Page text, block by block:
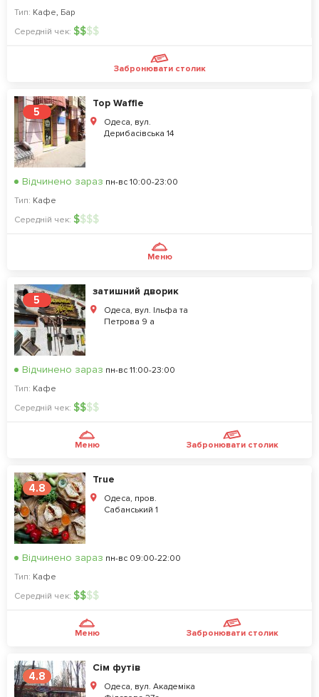
Тип: Кафе, Бар
Середній чек: $$$$
Забронювати столик
5
Top Waffle
Одеса, вул.
Дерибасівська 14
Відчинено зараз пн-вс 10:00-23:00
Тип: Кафе
Середній чек: $$$$
Меню
5
затишний дворик
Одеса, вул. Ільфа та
Петрова 9 а
Відчинено зараз пн-вс 11:00-23:00
Тип: Кафе
Середній чек: $$$$
Меню Забронювати столик
4.8
True
Одеса, пров.
Сабанський 1
Відчинено зараз пн-вс 09:00-22:00
Тип: Кафе
Середній чек: $$$$
Меню Забронювати столик
4.8
Сім футів
Одеса, вул. Академіка